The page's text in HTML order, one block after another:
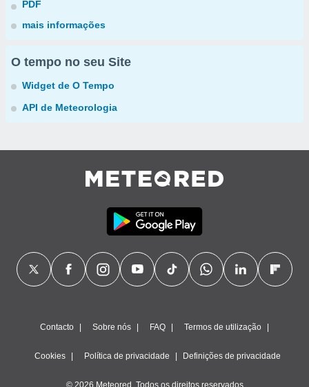
PDF
mais informações
O tempo no seu Site
Widget de O Tempo
API de Meteorologia
Contacto Sobre nós FAQ Termos de utilização
Cookies Política de privacidade Definições de privacidade
© 2026 Meteored. Todos os direitos reservados